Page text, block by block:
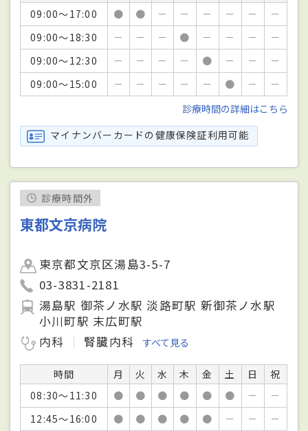
09:00～17:00
● ● － － － － －
－
09:00～18:30
－ － － ● － － －
－
09:00～12:30
－ － － － ● － －
－
09:00～15:00
－ － － － － ● －
－
診療時間の詳細はこちら
マイナンバーカードの健康保険証利用可能
診療時間外
東都文京病院
東京都文京区湯島3-5-7
03-3831-2181
湯島駅 御茶ノ水駅 淡路町駅 新御茶ノ水駅
小川町駅 末広町駅
内科
腎臓内科 すべて見る
時間 月 火 水 木 金 土 日
祝
08:30～11:30
● ● ● ● ● ● －
－
12:45～16:00
● ● ● ● ● － －
－